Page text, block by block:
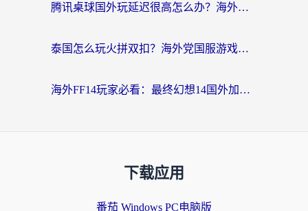
腾讯桌球国外玩延迟很高怎么办？海外党亲测有效的国服游戏加速指南
泰国怎么玩火拼双扣？海外党国服游戏加速终极指南（附暗区突围植物大战僵尸实测）
海外FF14玩家必看：最终幻想14国外加速器下载安装全攻略+卡顿解决秘籍
下载应用
番茄 Windows PC电脑版